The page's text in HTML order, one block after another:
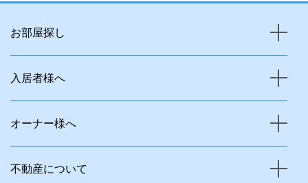
お部屋探し
入居者様へ
オーナー様へ
不動産について